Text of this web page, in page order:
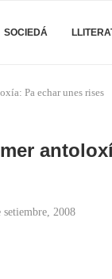
SOCIEDÁ
Pa echar unes rises
setiembre, 2008